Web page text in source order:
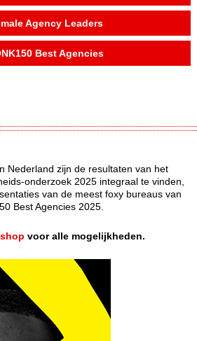
Agency Leaders
Best Agencies
Nederland zijn de resultaten van het
onderzoek 2025 integraal te vinden,
van de meest foxy bureaus van
Best Agencies 2025.
voor alle mogelijkheden.